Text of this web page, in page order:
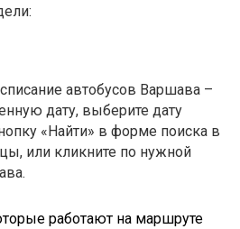
автобусов Варшава –
дату, выберите дату
«Найти» в форме поиска в
или кликните по нужной
работают на маршруте